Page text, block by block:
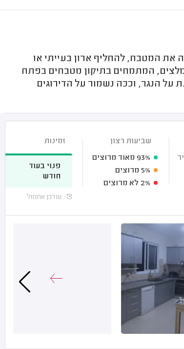
המטבח, להחליף ארון בעייתי או
המתמחים בתיקון מטבחים בפתח
על הנגר, וככה נשמור על הדירוגים
שביעות רצון
93% מאוד מרוצים
5% מרוצים
2% לא מרוצים
זמינות
פנוי בעוד
חודש
עודכן אתמול